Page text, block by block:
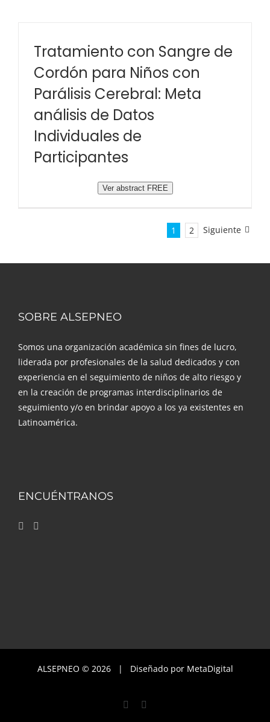
Tratamiento con Sangre de
Cordón para Niños con
Parálisis Cerebral: Meta
análisis de Datos
Individuales de
Participantes
Ver abstract FREE
1 2 Siguiente
SOBRE ALSEPNEO
Somos una organización académica sin fines de lucro,
liderada por profesionales de la salud dedicados y con
experiencia en el seguimiento de niños de alto riesgo y
en la creación de programas interdisciplinarios de
seguimiento y/o en brindar apoyo a los ya existentes en
Latinoamérica.
ENCUÉNTRANOS
ALSEPNEO © 2026 | Diseñado por MetaDigital
Facebook